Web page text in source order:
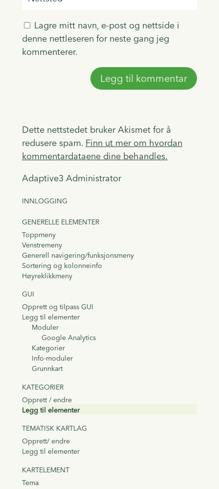
Lagre mitt navn, e-post og nettside i
denne nettleseren for neste gang jeg
kommenterer.
Dette nettstedet bruker Akismet for å
redusere spam. Finn ut mer om hvordan
kommentardataene dine behandles.
Adaptive3 Administrator
INNLOGGING
GENERELLE ELEMENTER
Toppmeny
Venstremeny
Generell navigering/funksjonsmeny
Sortering og kolonneinfo
Høyreklikkmeny
GUI
Opprett og tilpass GUI
Legg til elementer
Moduler
Google Analytics
Kategorier
Info-moduler
Grunnkart
KATEGORIER
Opprett / endre
Legg til elementer
TEMATISK KARTLAG
Opprett/ endre
Legg til elementer
KARTELEMENT
Tema